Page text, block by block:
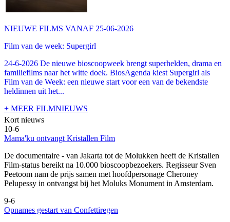
NIEUWE FILMS VANAF 25-06-2026
Film van de week: Supergirl
24-6-2026 De nieuwe bioscoopweek brengt superhelden, drama en
familiefilms naar het witte doek. BiosAgenda kiest Supergirl als
Film van de Week: een nieuwe start voor een van de bekendste
heldinnen uit het...
+ MEER FILMNIEUWS
Kort nieuws
10-6
Mama'ku ontvangt Kristallen Film
De documentaire - van Jakarta tot de Molukken heeft de Kristallen
Film-status bereikt na 10.000 bioscoopbezoekers. Regisseur Sven
Peetoom nam de prijs samen met hoofdpersonage Cheroney
Pelupessy in ontvangst bij het Moluks Monument in Amsterdam.
9-6
Opnames gestart van Confettiregen